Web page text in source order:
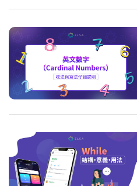
上完整對照表與超簡單